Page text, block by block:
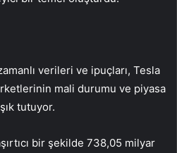
verileri ve ipuçları, Tesla
mali durumu ve piyasa
tutuyor.
bir şekilde 738,05 milyar